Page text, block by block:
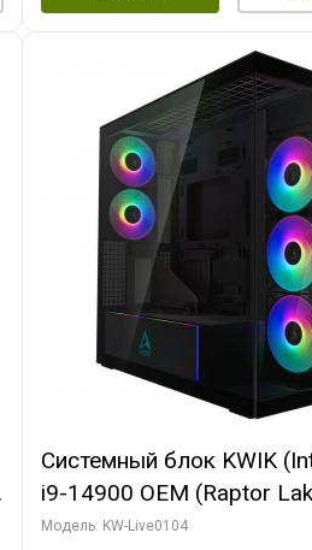
Системный блок KWIK
i9-14900 OEM (Raptor
C24 16EC/8PC// 64 ГБ
Модель: KW-Live0104